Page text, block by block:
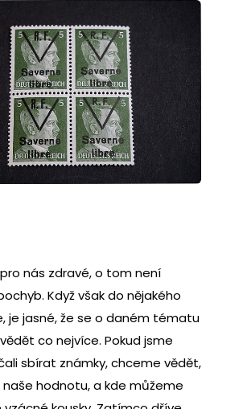
nás zdravé, o tom není
Když však do nějakého
je jasné, že se o daném tématu
co nejvíce. Pokud jsme
sbírat známky, chceme vědět,
hodnotu, a kde můžeme